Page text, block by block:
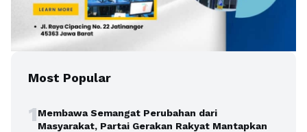
Most Popular
1Membawa Semangat Perubahan dari
Masyarakat, Partai Gerakan Rakyat Mantapkan